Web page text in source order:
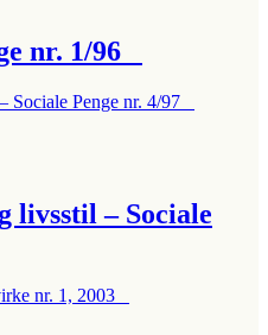
nr. 1/96
livsstil – Sociale